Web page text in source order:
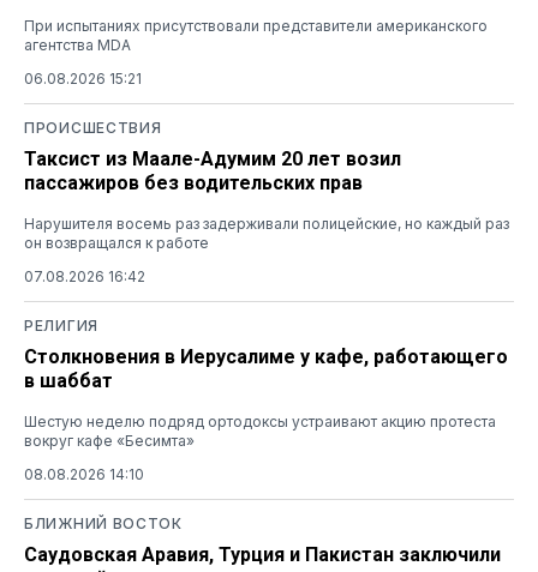
При испытаниях присутствовали представители американского
агентства MDA
06.08.2026 15:21
ПРОИСШЕСТВИЯ
Таксист из Маале-Адумим 20 лет возил
пассажиров без водительских прав
Нарушителя восемь раз задерживали полицейские, но каждый раз
он возвращался к работе
07.08.2026 16:42
РЕЛИГИЯ
Столкновения в Иерусалиме у кафе, работающего
в шаббат
Шестую неделю подряд ортодоксы устраивают акцию протеста
вокруг кафе «Бесимта»
08.08.2026 14:10
БЛИЖНИЙ ВОСТОК
Саудовская Аравия, Турция и Пакистан заключили